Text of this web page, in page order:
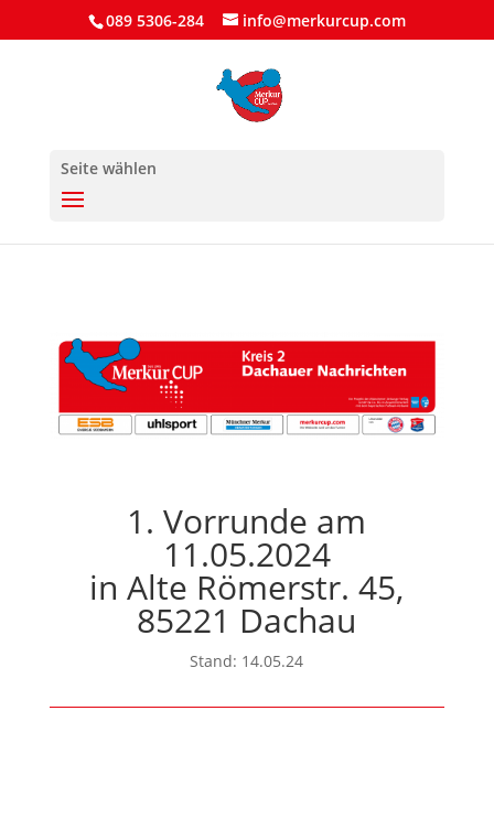
089 5306-284 info@merkurcup.com
Seite wählen
1. Vorrunde am
11.05.2024
in Alte Römerstr. 45,
85221 Dachau
Stand: 14.05.24